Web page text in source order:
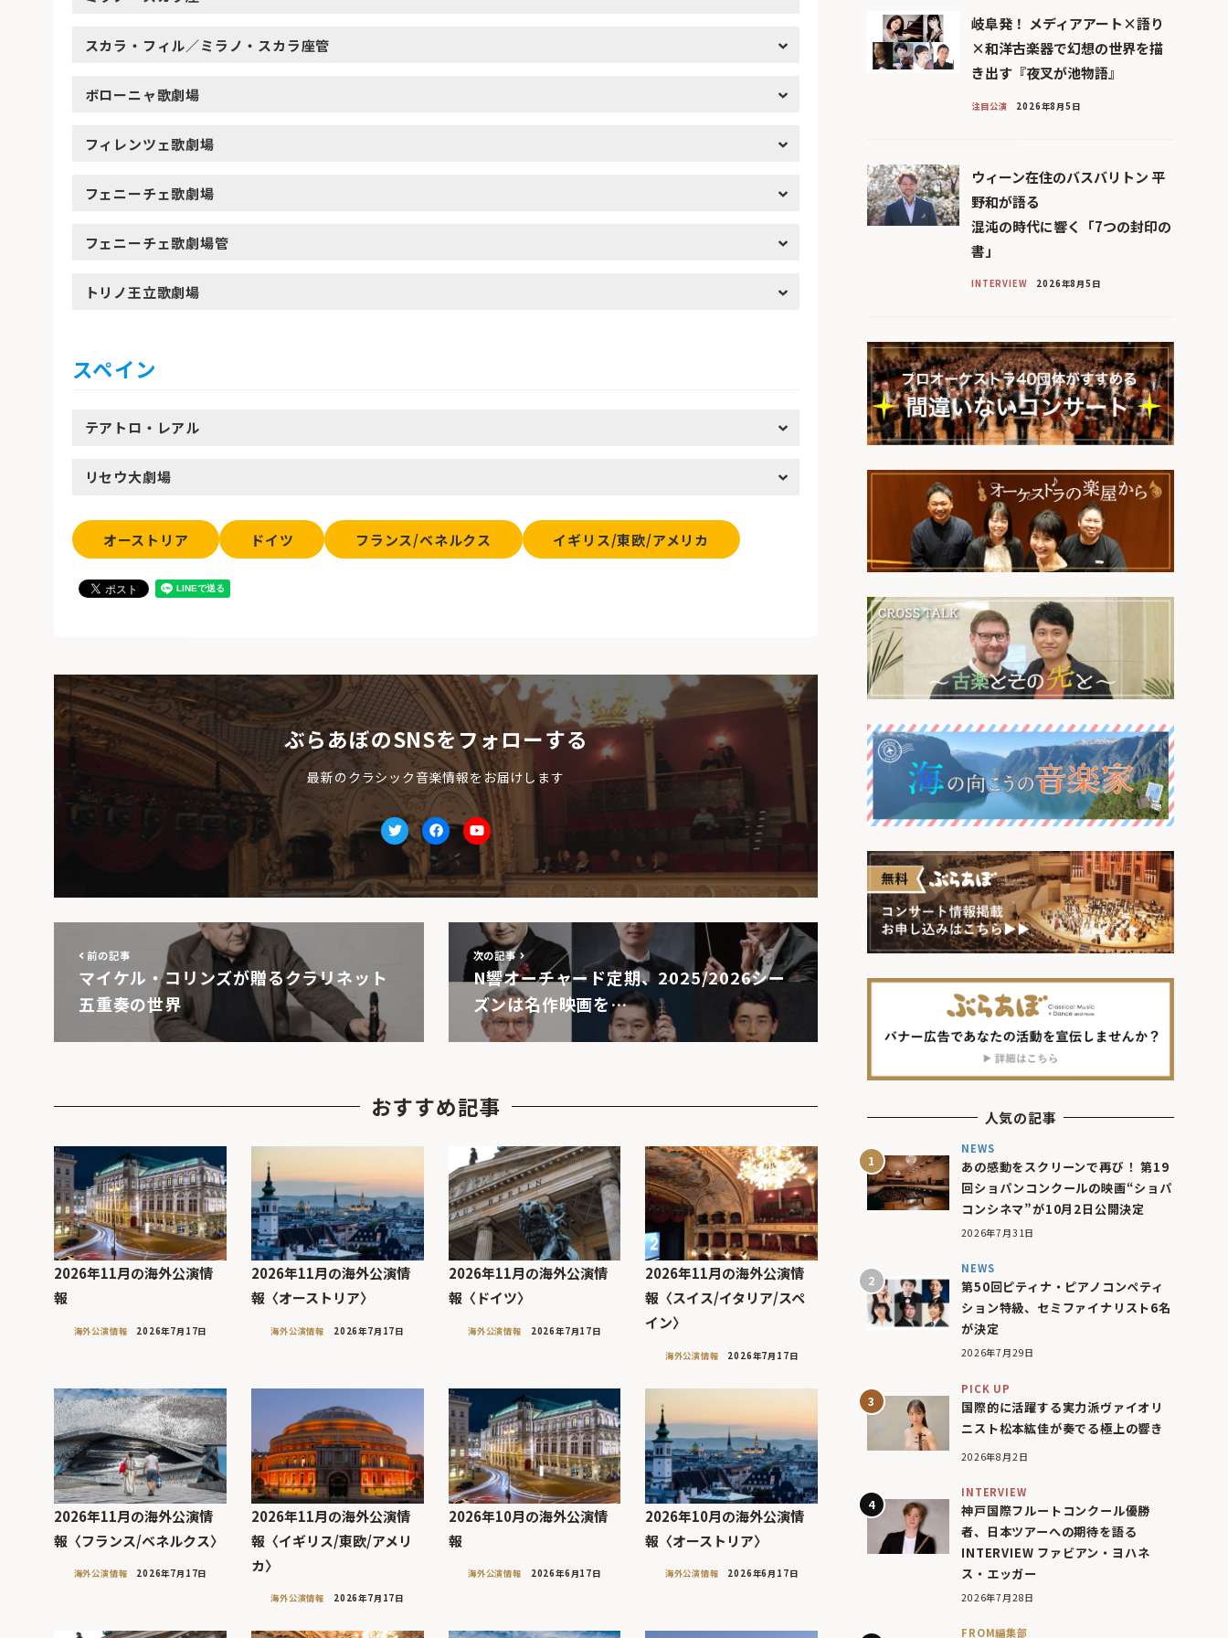
スカラ・フィル／ミラノ・スカラ座管
ボローニャ歌劇場
フィレンツェ歌劇場
フェニーチェ歌劇場
フェニーチェ歌劇場管
トリノ王立歌劇場
スペイン
テアトロ・レアル
リセウ大劇場
オーストリア ドイツ フランス/ベネルクス イギリス/東欧/アメリカ
ぶらあぼのSNSをフォローする
最新のクラシック音楽情報をお届けします
TwitterfacebookYoutube
前の記事
マイケル・コリンズが贈るクラリネット
五重奏の世界
次の記事
N響オーチャード定期、2025/2026シー
ズンは名作映画を…
おすすめ記事
2026年11月の海外公演情
報
海外公演情報 2026年7月17日
2026年11月の海外公演情
報〈オーストリア〉
海外公演情報 2026年7月17日
2026年11月の海外公演情
報〈ドイツ〉
海外公演情報 2026年7月17日
2026年11月の海外公演情
報〈スイス/イタリア/スペ
イン〉
海外公演情報 2026年7月17日
2026年11月の海外公演情
報〈フランス/ベネルクス〉
海外公演情報 2026年7月17日
2026年11月の海外公演情
報〈イギリス/東欧/アメリ
カ〉
海外公演情報 2026年7月17日
2026年10月の海外公演情
報
海外公演情報 2026年6月17日
2026年10月の海外公演情
報〈オーストリア〉
海外公演情報 2026年6月17日
岐阜発！ メディアアート×語り
×和洋古楽器で幻想の世界を描
き出す『夜叉が池物語』
注目公演 2026年8月5日
ウィーン在住のバスバリトン 平
野和が語る
混沌の時代に響く「7つの封印の
書」
INTERVIEW 2026年8月5日
人気の記事
NEWS
あの感動をスクリーンで再び！ 第19
回ショパンコンクールの映画“ショパ
コンシネマ”が10月2日公開決定
2026年7月31日
NEWS
第50回ピティナ・ピアノコンペティ
ション特級、セミファイナリスト6名
が決定
2026年7月29日
PICK UP
国際的に活躍する実力派ヴァイオリ
ニスト松本紘佳が奏でる極上の響き
2026年8月2日
INTERVIEW
神戸国際フルートコンクール優勝
者、日本ツアーへの期待を語る
INTERVIEW ファビアン・ヨハネ
ス・エッガー
2026年7月28日
FROM編集部